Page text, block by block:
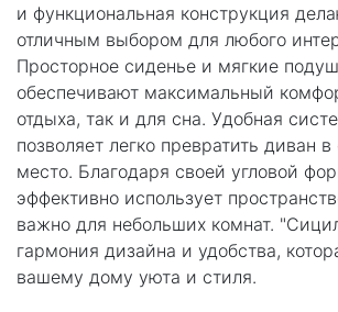
и функциональная конструкция
отличным выбором для любого
Просторное сиденье и мягкие
обеспечивают максимальный
отдыха, так и для сна. Удобная
позволяет легко превратить диван в
место. Благодаря своей угловой
эффективно использует
важно для небольших комнат.
гармония дизайна и удобства,
вашему дому уюта и стиля.